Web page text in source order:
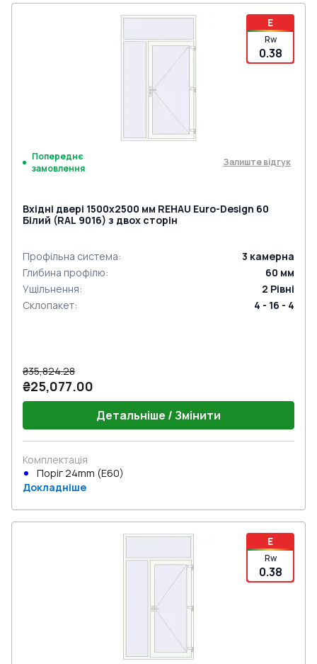
E
Rw
0.38
Попереднє
замовлення
Залиште відгук
Вхідні двері 1500x2500 мм REHAU Euro-Design 60
Білий (RAL 9016) з двох сторін
Профільна система: 3 камерна
Глибина профілю: 60 мм
Ущільнення: 2 Рівні
Склопакет: 4 - 16 - 4
₴35,824.28
₴25,077.00
Детальніше / Змінити
Комплектація
Поріг 24mm (E60)
Докладніше
E
Rw
0.38